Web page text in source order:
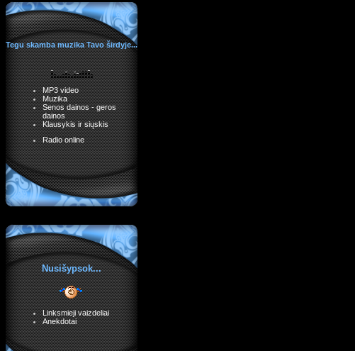
Tegu skamba muzika Tavo širdyje...
MP3 video
Muzika
Senos dainos - geros
dainos
Klausykis ir siųskis
Radio online
Nusišypsok...
Linksmieji vaizdeliai
Anekdotai